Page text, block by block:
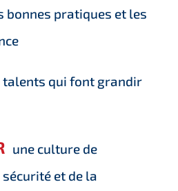
bonnes pratiques et les
talents qui font grandir
une culture de
sécurité et de la